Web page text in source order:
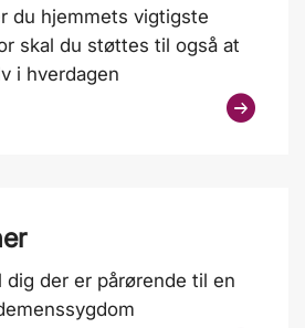
du hjemmets vigtigste
skal du støttes til også at
i hverdagen
dig der er pårørende til en